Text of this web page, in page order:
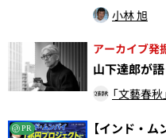
小林 旭
アーカイブ発
山下達郎が
「文藝春
PR 【インド・